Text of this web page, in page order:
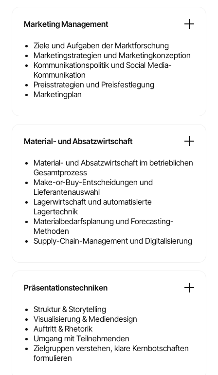
Marketing Management
Ziele und Aufgaben der Marktforschung
Marketingstrategien und Marketingkonzeption
Kommunikationspolitik und Social Media-
Kommunikation
Preisstrategien und Preisfestlegung
Marketingplan
Material- und Absatzwirtschaft
Material- und Absatzwirtschaft im betrieblichen
Gesamtprozess
Make-or-Buy-Entscheidungen und
Lieferantenauswahl
Lagerwirtschaft und automatisierte
Lagertechnik
Materialbedarfsplanung und Forecasting-
Methoden
Supply-Chain-Management und Digitalisierung
Präsentationstechniken
Struktur & Storytelling
Visualisierung & Mediendesign
Auftritt & Rhetorik
Umgang mit Teilnehmenden
Zielgruppen verstehen, klare Kernbotschaften
formulieren